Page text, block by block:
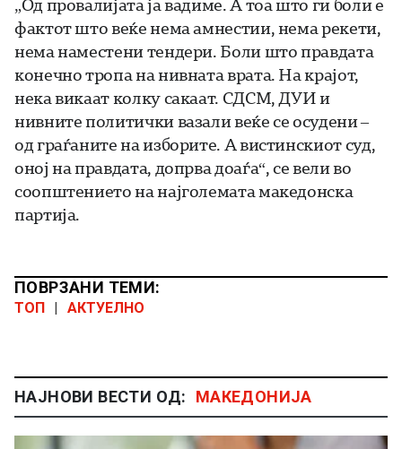
„Од провалијата ја вадиме. А тоа што ги боли е
фактот што веќе нема амнестии, нема рекети,
нема наместени тендери. Боли што правдата
конечно тропа на нивната врата. На крајот,
нека викаат колку сакаат. СДСМ, ДУИ и
нивните политички вазали веќе се осудени –
од граѓаните на изборите. А вистинскиот суд,
оној на правдата, допрва доаѓа“, се вели во
соопштението на најголемата македонска
партија.
ПОВРЗАНИ ТЕМИ:
ТОП | АКТУЕЛНО
НАЈНОВИ ВЕСТИ ОД: МАКЕДОНИЈА